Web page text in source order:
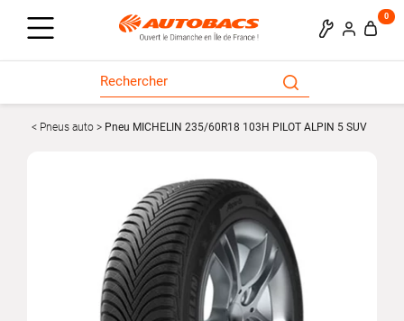
0
Pneus auto Pneu MICHELIN 235/60R18 103H PILOT ALPIN 5 SUV